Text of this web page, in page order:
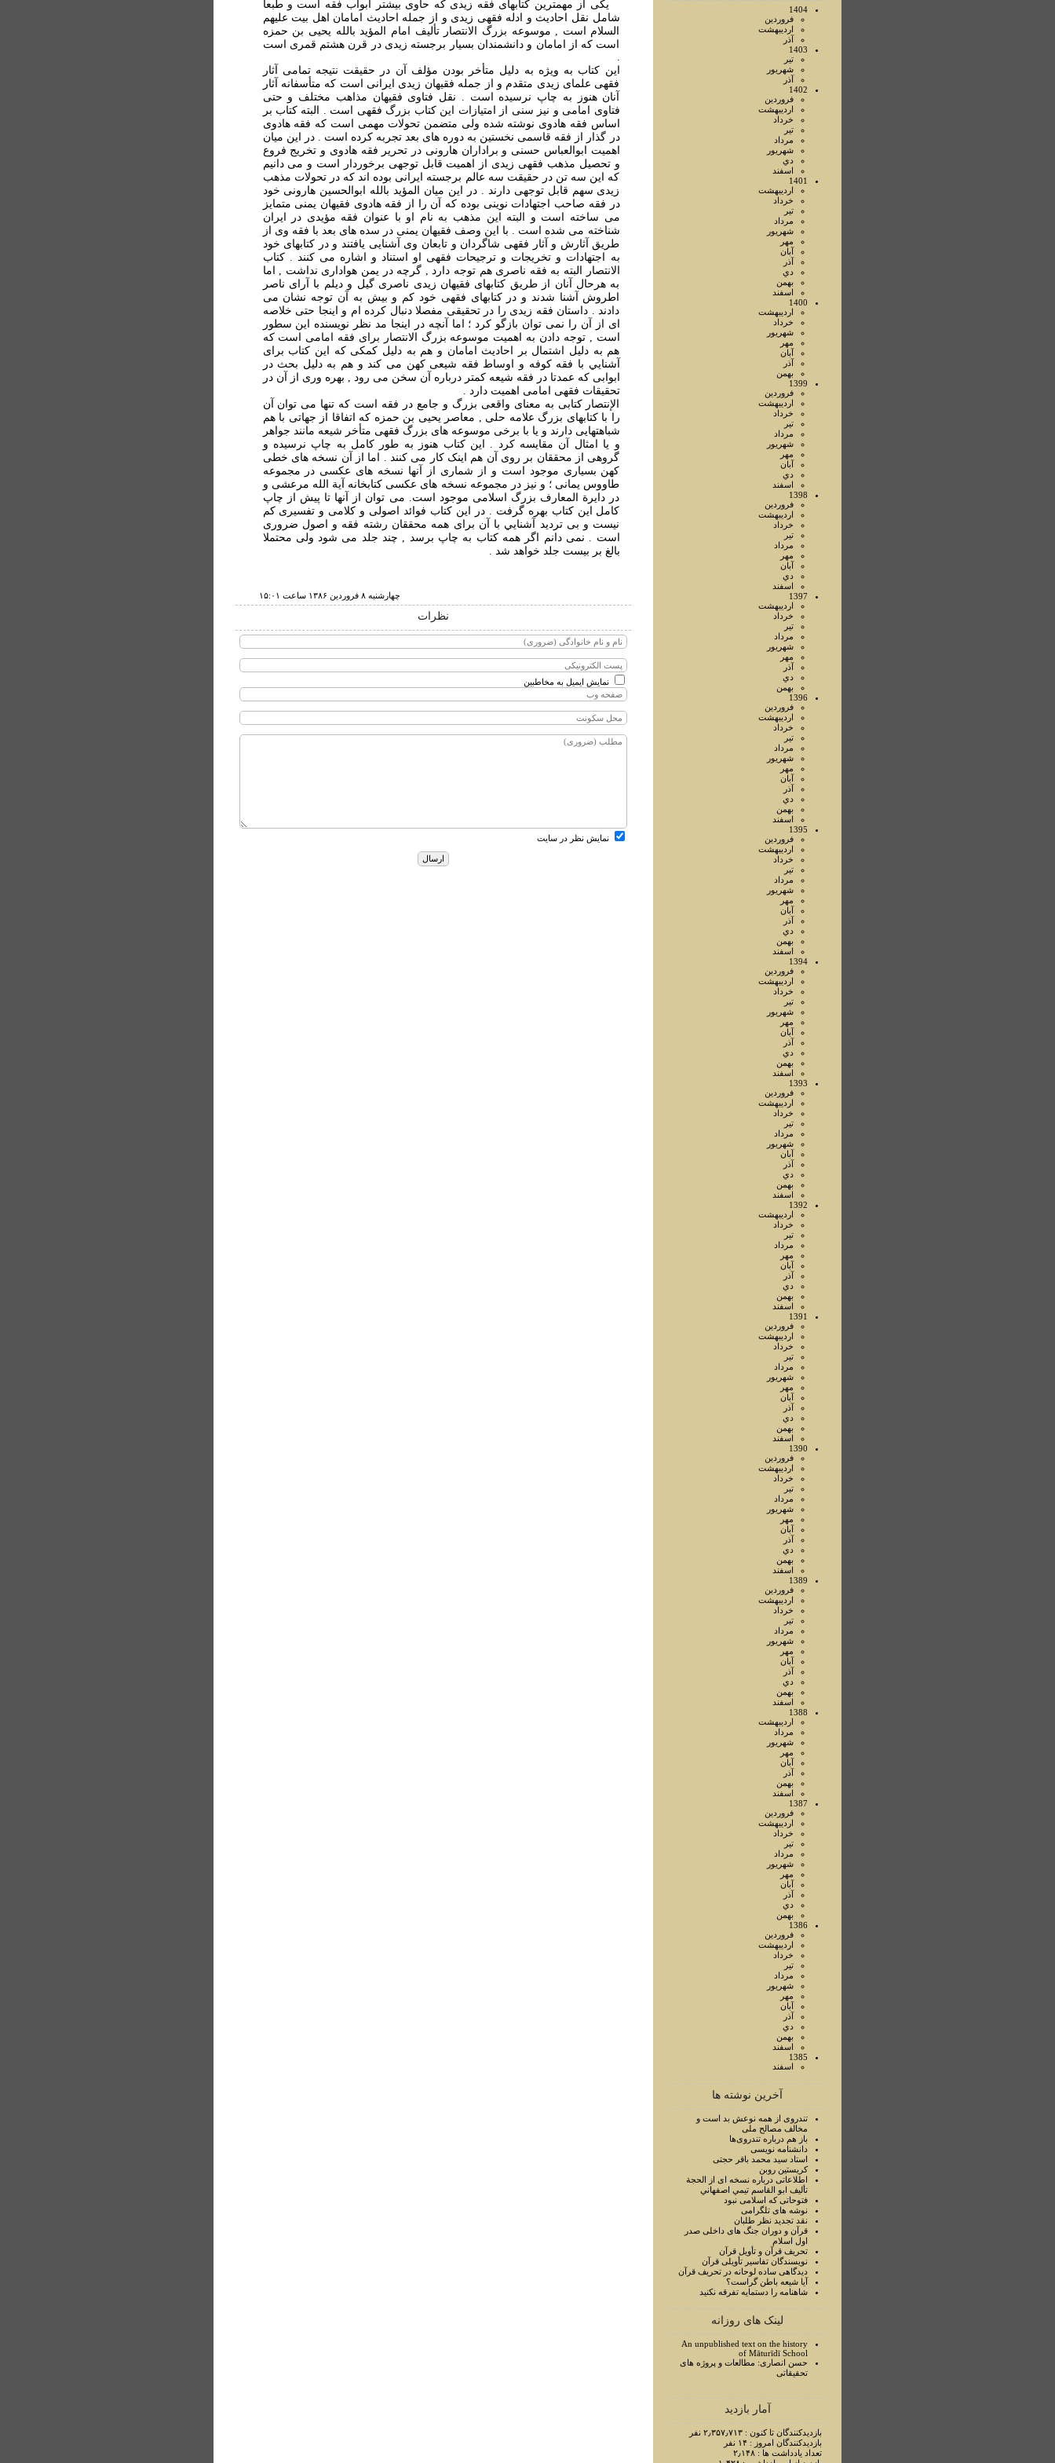
1404
فروردين
ارديبهشت
آذر
1403
تير
شهريور
آذر
1402
فروردين
ارديبهشت
خرداد
تير
مرداد
شهريور
دي
اسفند
1401
ارديبهشت
خرداد
تير
مرداد
شهريور
مهر
آبان
آذر
دي
بهمن
اسفند
1400
ارديبهشت
خرداد
شهريور
مهر
آبان
آذر
بهمن
1399
فروردين
ارديبهشت
خرداد
تير
مرداد
شهريور
مهر
آبان
دي
اسفند
1398
فروردين
ارديبهشت
خرداد
تير
مرداد
مهر
آبان
دي
اسفند
1397
ارديبهشت
خرداد
تير
مرداد
شهريور
مهر
آذر
دي
بهمن
1396
فروردين
ارديبهشت
خرداد
تير
مرداد
شهريور
مهر
آبان
آذر
دي
بهمن
اسفند
1395
فروردين
ارديبهشت
خرداد
تير
مرداد
شهريور
مهر
آبان
آذر
دي
بهمن
اسفند
1394
فروردين
ارديبهشت
خرداد
تير
شهريور
مهر
آبان
آذر
دي
بهمن
اسفند
1393
فروردين
ارديبهشت
خرداد
تير
مرداد
شهريور
آبان
آذر
دي
بهمن
اسفند
1392
ارديبهشت
خرداد
تير
مرداد
مهر
آبان
آذر
دي
بهمن
اسفند
1391
فروردين
ارديبهشت
خرداد
تير
مرداد
شهريور
مهر
آبان
آذر
دي
بهمن
اسفند
1390
فروردين
ارديبهشت
خرداد
تير
مرداد
شهريور
مهر
آبان
آذر
دي
بهمن
اسفند
1389
فروردين
ارديبهشت
خرداد
تير
مرداد
شهريور
مهر
آبان
آذر
دي
بهمن
اسفند
1388
ارديبهشت
مرداد
شهريور
مهر
آبان
آذر
بهمن
اسفند
1387
فروردين
ارديبهشت
خرداد
تير
مرداد
شهريور
مهر
آبان
آذر
دي
بهمن
1386
فروردين
ارديبهشت
خرداد
تير
مرداد
شهريور
مهر
آبان
آذر
دي
بهمن
اسفند
1385
اسفند
آخرین نوشته ها
تندروی از همه نوعش بد است و
مخالف مصالح ملی
باز هم درباره تندروی‌ها
دانشنامه نویسی
استاد سيد محمد باقر حجتی
کریستین روبن
اطلاعاتی درباره نسخه ای از الحجة
تأليف ابو القاسم تيمي اصفهاني
فتوحاتی که اسلامی نبود
نوشه های تلگرامی
نقد تجدید نظر طلبان
قرآن و دوران جنگ های داخلی صدر
اول اسلام
تحريف قرآن و تأويل قرآن
نويسندگان تفاسير تأويلی قرآن
ديدگاهی ساده لوحانه در تحريف قرآن
آيا شيعه باطن گراست؟
شاهنامه را دستمايه تفرقه نکنيد
لینک های روزانه
An unpublished text on the history
of Māturīdī School
حسن انصاری: مطالعات و پروژه های
تحقیقاتی
آمار بازدید
بازدیدکنندگان تا کنون : ۲٫۳۵۷٫۷۱۳ نفر
بازدیدکنندگان امروز : ۱۴ نفر
تعداد یادداشت ها : ۲٫۱۴۸
يکی از مهمترين کتابهای فقه زيدی که حاوی بيشتر ابواب فقه است و طبعا
شامل نقل احاديث و ادله فقهی زيدی و از جمله احاديث امامان اهل بيت عليهم
السلام است , موسوعه بزرگ الانتصار تأليف امام المؤيد بالله يحيی بن حمزه
است که از امامان و دانشمندان بسيار برجسته زيدی در قرن هشتم قمری است
اين کتاب به ويژه به دليل متأخر بودن مؤلف آن در حقيقت نتيجه تمامی آثار
فقهی علمای زيدی متقدم و از جمله فقيهان زيدی ايرانی است که متأسفانه آثار
آنان هنوز به چاپ نرسيده است . نقل فتاوی فقيهان مذاهب مختلف و حتی
فتاوی امامی و نيز سنی از امتيازات اين کتاب بزرگ فقهی است . البته کتاب بر
اساس فقه هادوی نوشته شده ولی متضمن تحولات مهمی است که فقه هادوی
در گذار از فقه قاسمی نخستين به دوره های بعد تجربه کرده است . در اين ميان
اهميت ابوالعباس حسنی و براداران هارونی در تحرير فقه هادوی و تخريج فروع
و تحصيل مذهب فقهی زيدی از اهميت قابل توجهی برخوردار است و می دانيم
که اين سه تن در حقيقت سه عالم برجسته ايرانی بوده اند که در تحولات مذهب
زيدی سهم قابل توجهی دارند . در اين ميان المؤيد بالله ابوالحسين هارونی خود
در فقه صاحب اجتهادات نوينی بوده که آن را از فقه هادوی فقيهان يمنی متمايز
می ساخته است و البته اين مذهب به نام او با عنوان فقه مؤيدی در ايران
شناخته می شده است . با اين وصف فقيهان يمنی در سده های بعد با فقه وی از
طريق آثارش و آثار فقهی شاگردان و تابعان وی آشنايی يافتند و در کتابهای خود
به اجتهادات و تخريجات و ترجيحات فقهی او استناد و اشاره می کنند . کتاب
الانتصار البته به فقه ناصری هم توجه دارد , گرچه در يمن هواداری نداشت , اما
به هرحال آنان از طريق کتابهای فقيهان زيدی ناصری گيل و ديلم با آرای ناصر
اطروش آشنا شدند و در کتابهای فقهی خود کم و بيش به آن توجه نشان می
دادند . داستان فقه زيدی را در تحقيقی مفصلا دنبال کرده ام و اينجا حتی خلاصه
ای از آن را نمی توان بازگو کرد ؛ اما آنچه در اينجا مد نظر نويسنده اين سطور
است , توجه دادن به اهميت موسوعه بزرگ الانتصار برای فقه امامی است که
هم به دليل اشتمال بر احاديث امامان و هم به دليل کمکی که اين کتاب برای
آشنايي با فقه کوفه و اوساط فقه شيعی کهن می کند و هم به دليل بحث در
ابوابی که عمدتا در فقه شيعه کمتر درباره آن سخن می رود , بهره وری از آن در
تحقيقات فقهی امامی اهميت دارد .
الإنتصار کتابی به معنای واقعی بزرگ و جامع در فقه است که تنها می توان آن
را با کتابهای بزرگ علامه حلی , معاصر يحيی بن حمزه که اتفاقا از جهاتی با هم
شباهتهايی دارند و يا با برخی موسوعه های بزرگ فقهی متأخر شيعه مانند جواهر
و يا امثال آن مقايسه کرد . اين کتاب هنوز به طور کامل به چاپ نرسيده و
گروهی از محققان بر روی آن هم اينک کار می کنند . اما از آن نسخه های خطی
کهن بسياری موجود است و از شماری از آنها نسخه های عکسی در مجموعه
طاووس يمانی ؛ و نيز در مجموعه نسخه های عکسی کتابخانه آية الله مرعشی و
در دايرة المعارف بزرگ اسلامی موجود است. می توان از آنها تا پيش از چاپ
کامل اين کتاب بهره گرفت . در اين کتاب فوائد اصولی و کلامی و تفسيری کم
نيست و بی ترديد آشنايي با آن برای همه محققان رشته فقه و اصول ضروری
است . نمی دانم اگر همه کتاب به چاپ برسد , چند جلد می شود ولی محتملا
بالغ بر بيست جلد خواهد شد .
چهارشنبه ۸ فروردين ۱۳۸۶ ساعت ۱۵:۰۱
نظرات
نمایش ایمیل به مخاطبین
نمایش نظر در سایت